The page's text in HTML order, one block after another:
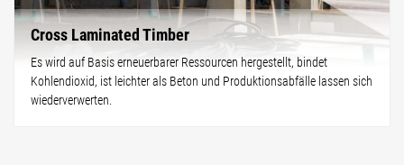
Cross Laminated Timber
Es wird auf Basis erneuerbarer Ressourcen hergestellt, bindet
Kohlendioxid, ist leichter als Beton und Produktionsabfälle lassen sich
wiederverwerten.